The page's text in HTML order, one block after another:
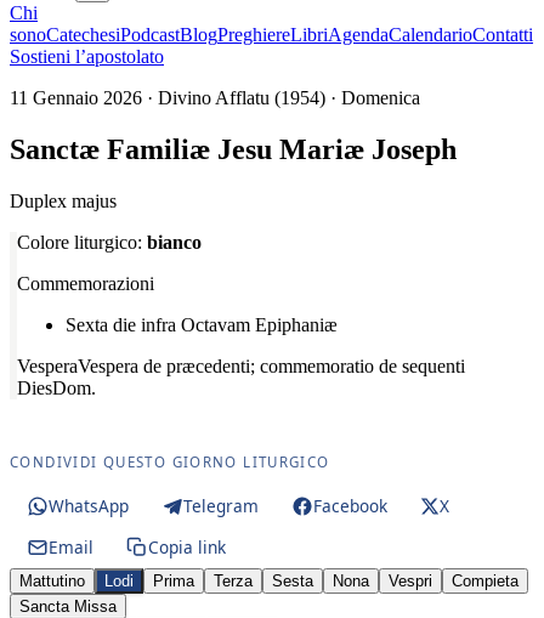
Chi
sonoCatechesiPodcastBlogPreghiereLibriAgendaCalendarioContatti
Sostieni l’apostolato
11 Gennaio 2026 · Divino Afflatu (1954) · Domenica
Sanctæ Familiæ Jesu Mariæ Joseph
Duplex majus
Colore liturgico: bianco
Commemorazioni
Sexta die infra Octavam Epiphaniæ
VesperaVespera de præcedenti; commemoratio de sequenti
DiesDom.
CONDIVIDI QUESTO GIORNO LITURGICO
WhatsApp Telegram Facebook
X
Email
Copia link
Mattutino Lodi Prima Terza Sesta Nona Vespri
Compieta
Sancta Missa